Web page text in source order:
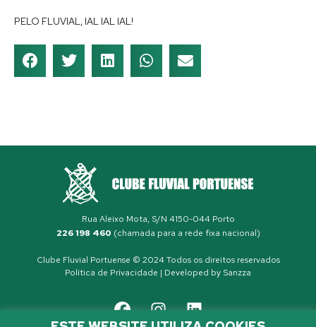
PELO FLUVIAL, IAL IAL IAL!
Rua Aleixo Mota, S/N 4150-044 Porto
226 198 460 (chamada para a rede fixa nacional)
Clube Fluvial Portuense © 2024 Todos os direitos reservados
Política de Privacidade | Developed by Sanzza